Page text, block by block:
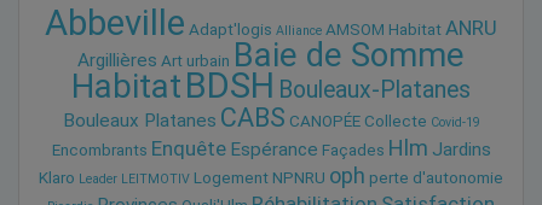
Abbeville Adapt'logis Alliance AMSOM Habitat ANRU
Argillières Art urbain Baie de Somme
HabitatBDSH Bouleaux-Platanes
Bouleaux Platanes CABS CANOPÉE Collecte Covid-19
Encombrants Enquête Espérance Façades Hlm Jardins
Klaro Leader LEITMOTIV Logement NPNRU oph perte d'autonomie